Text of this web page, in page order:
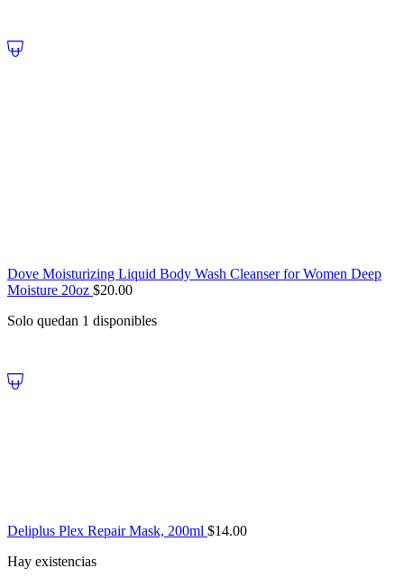
Dove Moisturizing Liquid Body Wash Cleanser for Women Deep
Moisture 20oz $20.00
Solo quedan 1 disponibles
Deliplus Plex Repair Mask, 200ml $14.00
Hay existencias